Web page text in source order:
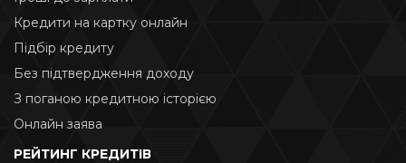
Кредити на картку онлайн
Підбір кредиту
Без підтвердження доходу
З поганою кредитною історією
Онлайн заява
РЕЙТИНГ КРЕДИТІВ